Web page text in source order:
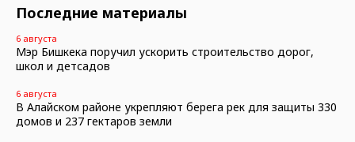
Последние материалы
6 августа
Мэр Бишкека поручил ускорить строительство дорог,
школ и детсадов
6 августа
В Алайском районе укрепляют берега рек для защиты 330
домов и 237 гектаров земли